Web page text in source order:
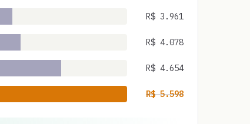
R$ 3.961
R$ 4.078
R$ 4.654
R$5.598